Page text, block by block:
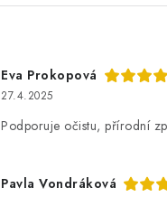
Eva Prokopová
27.4.2025
Podporuje očistu, přírodní
Pavla Vondráková